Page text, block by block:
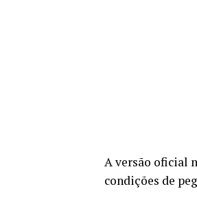
A versão oficial
condições de